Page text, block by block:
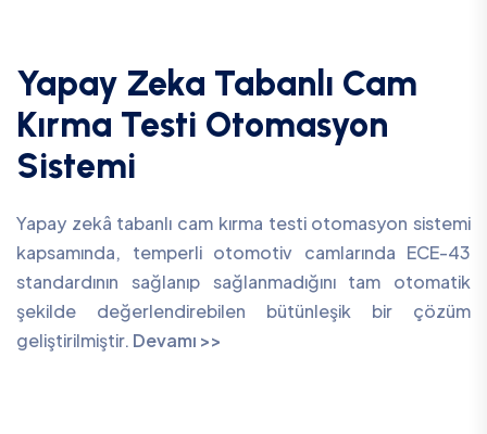
Yapay Zeka Tabanlı Cam
Kırma Testi Otomasyon
Sistemi
Yapay zekâ tabanlı cam kırma testi otomasyon sistemi
kapsamında, temperli otomotiv camlarında ECE-43
standardının sağlanıp sağlanmadığını tam otomatik
şekilde değerlendirebilen bütünleşik bir çözüm
geliştirilmiştir. Devamı >>